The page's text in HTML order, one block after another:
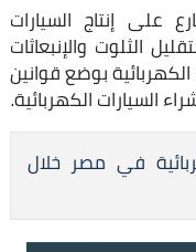
على إنتاج السيارات
الثلوت والإنبعاثات
بوضع قوانين
السيارات الكهربائية.
كهربائية في مصر خلال